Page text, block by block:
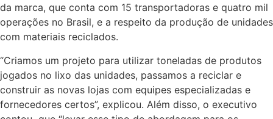
da marca, que conta com 15 transportadoras e quatro mil
operações no Brasil, e a respeito da produção de unidades
com materiais reciclados.
“Criamos um projeto para utilizar toneladas de produtos
jogados no lixo das unidades, passamos a reciclar e
construir as novas lojas com equipes especializadas e
fornecedores certos”, explicou. Além disso, o executivo